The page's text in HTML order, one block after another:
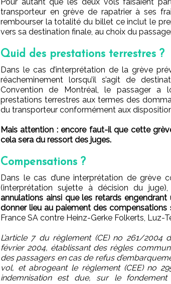
transporteur en grève de rapatrier à ses
rembourser la totalité du billet ce inclut le
vers sa destination finale, au choix du
Quid des prestations terrestres ?
Dans le cas d’interprétation de la grève
réacheminement lorsqu’il s’agit de
Convention de Montréal, le passager a
prestations terrestres aux termes des
du transporteur conformément aux
Mais attention : encore faut-il que cette
cela sera du ressort des juges.
Compensations ?
Dans le cas d’une interprétation de grève
(interprétation sujette à décision du juge),
annulations ainsi que les retards
donner lieu au paiement des compensations
France SA contre Heinz-Gerke Folkerts, Luz-
L’article 7 du règlement (CE) no 261/
février 2004, établissant des règles
des passagers en cas de refus
vol, et abrogeant le règlement (CEE) no
indemnisation est due, sur le